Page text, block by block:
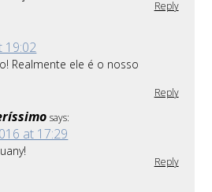
Reply
19:02
Realmente ele é o nosso
Reply
says:
at 17:29
Reply